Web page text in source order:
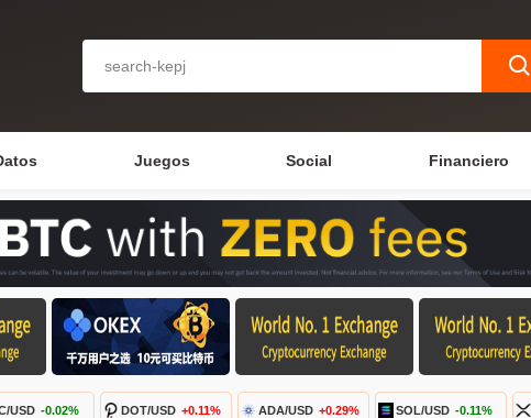
Juegos Social Financiero
USD -0.02% DOT/USD +0.11% ADA/USD +0.29% SOL/USD -0.11%